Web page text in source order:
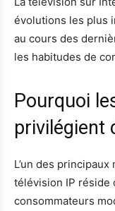
évolutions les plus
au cours des
les habitudes de
Pourquoi
privilégient
L’un des
télévision IP réside
consommateurs